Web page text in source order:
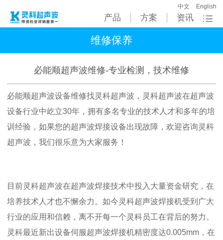
产品 方案 资讯
中文 English
维修保养
必能顺超声波维修-专业检测，技术维修
必能顺超声波设备维修找灵科超声波，灵科超声波在超声波
设备行业中屹立30年，拥有多名专业的技术人才和多年的培
训经验，如果您的超声波焊接设备出现故障，欢迎咨询灵科
超声波，我们很乐意为大家服务！
目前灵科超声波在超声波焊接技术中投入大量资金研究，在
培养技术人才也不懈余力。如今灵科超声波焊接机受到广大
行业的应用和信赖，离不开每一个灵科员工在背后的努力。
灵科最近新出设备伺服超声波焊接机精密度达0.005mm，在